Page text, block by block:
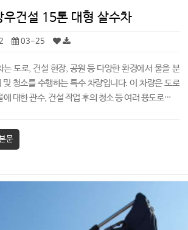
우건설 15톤 대형 살수차
03-25
는 도로, 건설 현장, 공원 등 다양한 환경에서 물을 분
및 청소를 수행하는 특수 차량입니다. 이 차량은 도로
에 대한 관수, 건설 작업 후의 청소 등 여러 용도로…
문